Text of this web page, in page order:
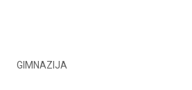
GIMNAZIJA